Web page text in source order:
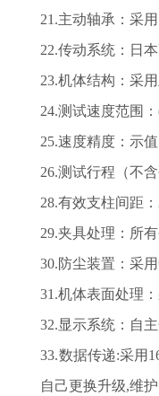
21.主动轴承：采
22.传动系统：日
23.机体结构：采
24.测试速度范围：
25.速度精度：示
26.测试行程（不
28.有效支柱间距：
29.夹具处理：所
30.防尘装置：采
31.机体表面处理
32.显示系统：自
33.数据传递:采用
自己更换升级,维